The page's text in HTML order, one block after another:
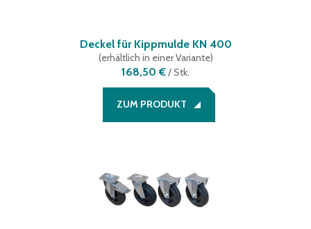
Deckel für Kippmulde KN 400
(erhältlich in einer Variante)
168,50 €/Stk.
ZUM PRODUKT